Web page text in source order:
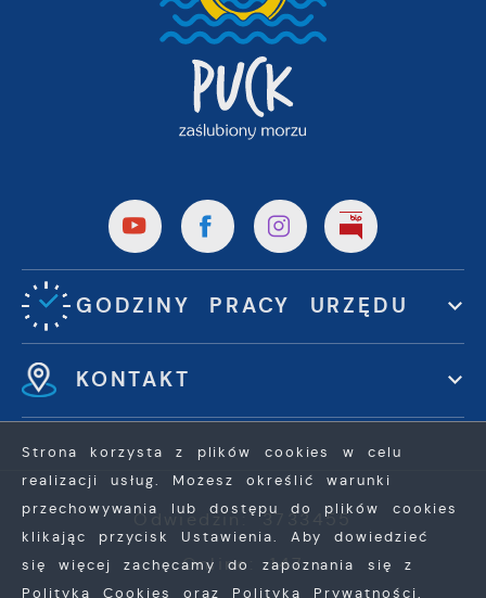
GODZINY PRACY URZĘDU
KONTAKT
Odwiedzin: 3733455
Online: 147
Strona korzysta z plików cookies w celu
realizacji usług. Możesz określić warunki
przechowywania lub dostępu do plików cookies
klikając przycisk Ustawienia. Aby dowiedzieć
się więcej zachęcamy do zapoznania się z
Polityką Cookies oraz Polityką Prywatności.